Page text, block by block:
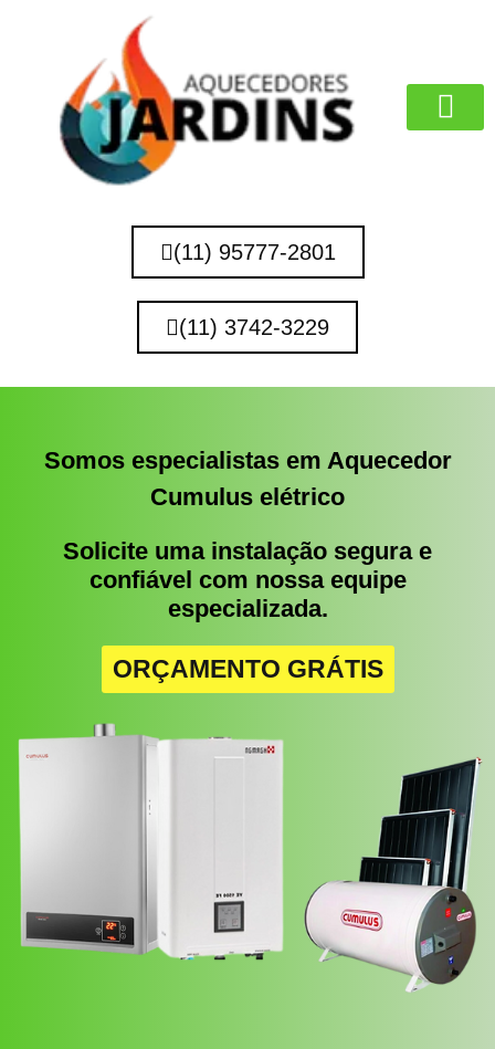
(11) 95777-2801
(11) 3742-3229
Somos especialistas em Aquecedor
Cumulus elétrico
Solicite uma instalação segura e
confiável com nossa equipe
especializada.
ORÇAMENTO GRÁTIS